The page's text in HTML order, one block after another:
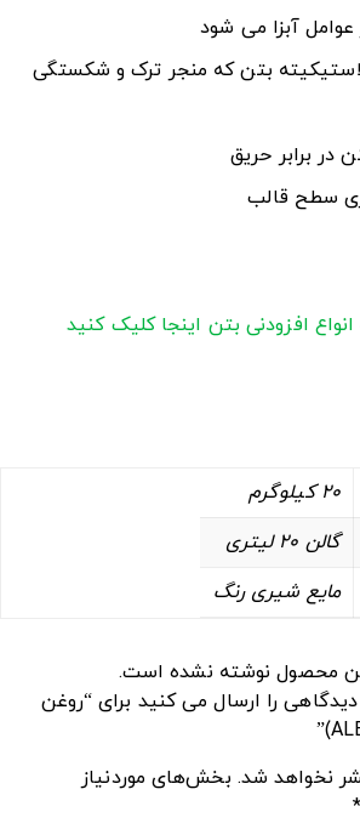
آبزا می شود
بتن که منجر ترک و شکستگی
برابر حریق
سطح قالب
انواع افزودنی بتن اینجا کلیک کنید
20 کیلوگرم
گالن 20 لیتری
مایع شیری رنگ
محصول نوشته نشده است.
را ارسال می کنید برای “روغن
نخواهد شد. بخش‌های موردنیاز